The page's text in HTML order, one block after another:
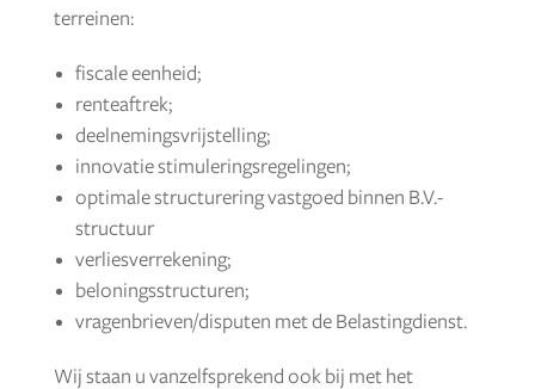
terreinen:
fiscale eenheid;
renteaftrek;
deelnemingsvrijstelling;
innovatie stimuleringsregelingen;
optimale structurering vastgoed binnen B.V.-
structuur
verliesverrekening;
beloningsstructuren;
vragenbrieven/disputen met de Belastingdienst.
Wij staan u vanzelfsprekend ook bij met het